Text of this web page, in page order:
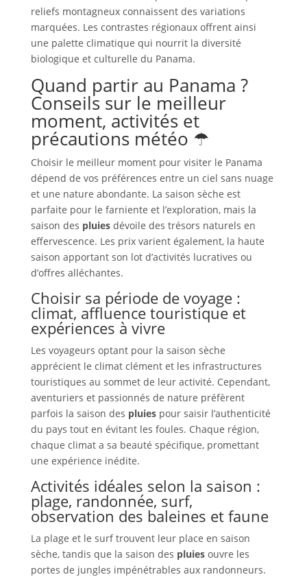
reliefs montagneux connaissent des variations
marquées. Les contrastes régionaux offrent ainsi
une palette climatique qui nourrit la diversité
biologique et culturelle du Panama.
Quand partir au Panama ?
Conseils sur le meilleur
moment, activités et
précautions météo ☂
Choisir le meilleur moment pour visiter le Panama
dépend de vos préférences entre un ciel sans nuage
et une nature abondante. La saison sèche est
parfaite pour le farniente et l’exploration, mais la
saison des pluiesdévoile des trésors naturels en
effervescence. Les prix varient également, la haute
saison apportant son lot d’activités lucratives ou
d’offres alléchantes.
Choisir sa période de voyage :
climat, affluence touristique et
expériences à vivre
Les voyageurs optant pour la saison sèche
apprécient le climat clément et les infrastructures
touristiques au sommet de leur activité. Cependant,
aventuriers et passionnés de nature préfèrent
parfois la saison des pluiespour saisir l’authenticité
du pays tout en évitant les foules. Chaque région,
chaque climat a sa beauté spécifique, promettant
une expérience inédite.
Activités idéales selon la saison :
plage, randonnée, surf,
observation des baleines et faune
La plage et le surf trouvent leur place en saison
sèche, tandis que la saison des pluiesouvre les
portes de jungles impénétrables aux randonneurs.